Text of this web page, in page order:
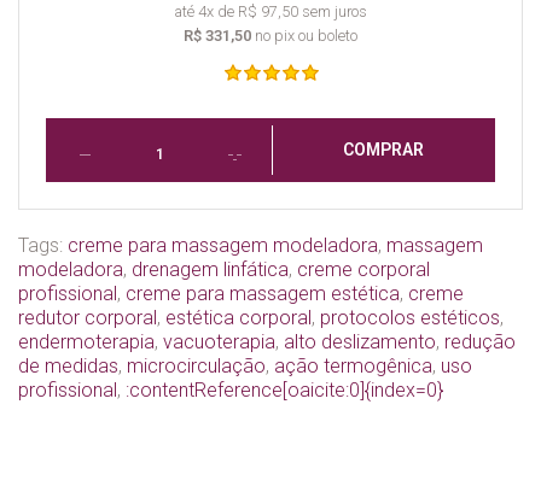
até 4x de R$ 97,50 sem juros
R$ 331,50 no pix ou boleto
COMPRAR
Tags: creme para massagem modeladora, massagem
modeladora, drenagem linfática, creme corporal
profissional, creme para massagem estética, creme
redutor corporal, estética corporal, protocolos estéticos,
endermoterapia, vacuoterapia, alto deslizamento, redução
de medidas, microcirculação, ação termogênica, uso
profissional, :contentReference[oaicite:0]{index=0}